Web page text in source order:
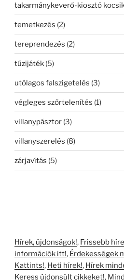
takarmánykeverő-kiosztó
temetkezés (2)
tereprendezés (2)
tűzijáték (5)
utólagos falszigetelés (3)
végleges szőrtelenítés (1)
villanypásztor (3)
villanyszerelés (8)
zárjavítás (5)
Hírek, újdonságok!, Frissebb
információk itt!, Érdekességek
Kattints!, Heti hírek!, Hírek
Keress újdonsült cikkeket!,